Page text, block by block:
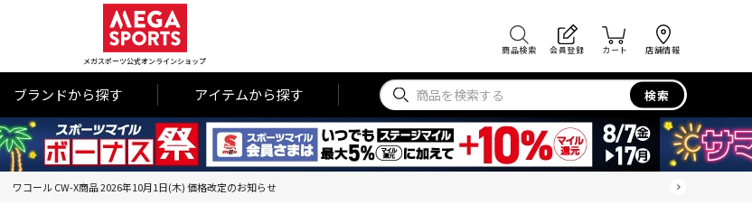
メガスポーツ公式オンラインショップ
商品検索 会員登録 カート 店舗情報
ブランドから探す アイテムから探す 検索
ワコール CW-X商品 2026年10月1日(木) 価格改定のお知らせ